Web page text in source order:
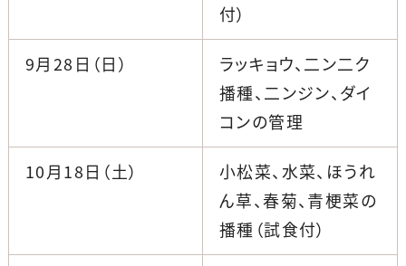
付）
9月28日（日）
ラッキョウ、二ン二ク
播種、二ンジン、ダイ
コンの管理
10月18日（土）
小松菜、水菜、ほうれ
ん草、春菊、青梗菜の
播種（試食付）